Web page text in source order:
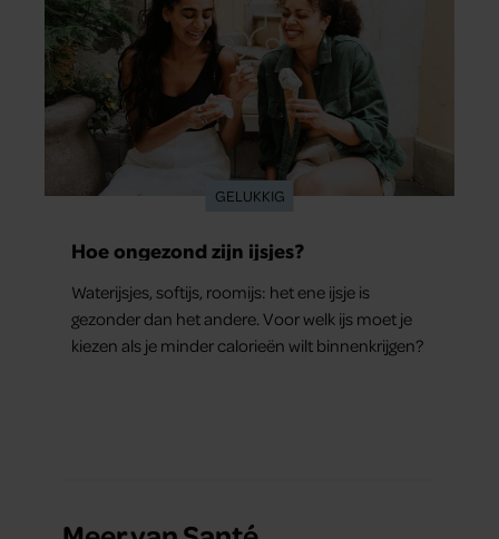
GELUKKIG
Hoe ongezond zijn ijsjes?
Waterijsjes, softijs, roomijs: het ene ijsje is
gezonder dan het andere. Voor welk ijs moet je
kiezen als je minder calorieën wilt binnenkrijgen?